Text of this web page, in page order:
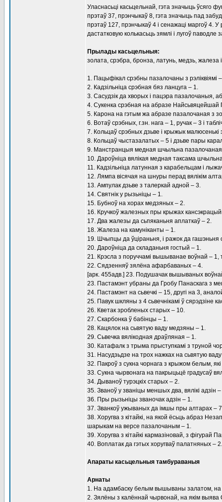
Уласнасьці касьцельнай, гэта значыць ўсяго
прэтаў 37, прэнчыкаў 8, гэта значыць пад
прэтаў 127, прэнчыкаў 4 і сенажаці маргоў 4.
дастатковую колькасьць зямлі і лугоў паводле
Прылады касьцельныя:
золата, срэбра, бронза, латунь, медзь, жалеза і
1. Пацыфікал срэбны пазалочаны з рэліквіямі
2. Кадзільніца срэбная бяз ланцуга – 1.
3. Сасудзік да хворых і пацэра пазалочаныя,
4. Сукенка срэбная на абразе Найсьвяцейшай
5. Карона на гэтым жа абразе пазалочаная з
6. Вотаў срэбных, г.зн. нага – 1, ручак – 3 і
7. Кольцаў срэбных дзьве і крыжык малюсенькі
8. Кольцаў чыстазалатых – 5 і дзьве пары
9. Манстранцыя медная шчыльна
10. Дароўніца вялікая медная таксама
11. Кадзільніца латунная з карабельцам і
12. Лямпа вісячая на шнуры перад вялікім
13. Ампулак дзьве з талеркай адной – 3.
14. Святнік у рызьніцы – 1.
15. Бубноў на хорах медзяных – 2.
16. Кручкоў жалезных пры крыжах
17. Два жалезы да сьпяканьня аплаткаў – 2.
18. Жалеза на камуніканты – 1.
19. Шчыпцы да ўціраньня, і ражок да гашэньня
20. Дароўніца да складаньня гостый – 1.
21. Крэсла з поруччамі вышыванае воўнай –
22. Сядзенняў зялёна афарбаваных – 4.
[арк. 455адв.] 23. Подушачак вышываных
23. Пастамэнт убраны да Гробу Панаскага з
24. Пастамэнт на сьвечкі – 15, другі на 3,
25. Павук шкляны з 4 сьвечнікамі ў сярэдзіне
26. Кветак зробленых старых – 10.
27. Скарбонка ў бабінцы – 1.
28. Кацялок на сьвятую ваду медзяны – 1.
29. Сьвечка вялікодная драўляная – 1.
30. Катафалк з трыма прыступкамі з труной
31. Насудзьдзе на трох нажках на сьвятую
32. Пакроў з сукна чорнага з крыжом белым,
33. Сукна чырвонага на пакрыцьцё градусаў
34. Дываноў турэцкіх старых – 2.
35. Званоў у званіцы меншых два, вялікі адзін
36. Пры рызьніцы званочак адзін – 1.
37. Званкоў ужываных да імшы пры алтарах –
38. Хоругва з кітайкі, на якой ёсьць абраз
шарыкам на версе пазалочаным – 1.
39. Хоругва з кітайкі кармазіновай, з
40. Воплатак да гэтых хоругваў палатняных – 2.
Апараты касьцельныя тамбураваныя
Арнаты
1. На адамбаску белым вышываны залатом, на
2. Зялёны з калённай чырвонай, на якім выява